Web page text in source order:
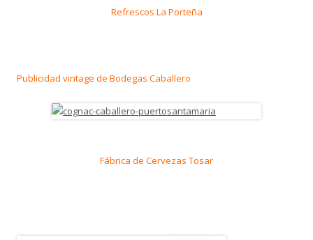
Refrescos La Porteña
Publicidad vintage de Bodegas Caballero
Fábrica de Cervezas Tosar